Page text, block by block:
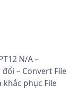
N/A –
– Convert File
khắc phục File